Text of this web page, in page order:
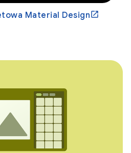
Material Design